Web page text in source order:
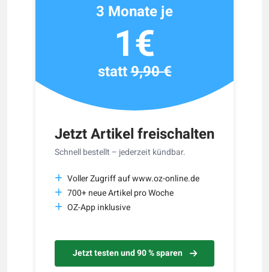
Jetzt Artikel freischalten
Schnell bestellt – jederzeit kündbar.
Voller Zugriff auf www.oz-online.de
700+ neue Artikel pro Woche
OZ-App inklusive
Jetzt testen und 90 % sparen
3 Monate je
1€
statt9,90 €